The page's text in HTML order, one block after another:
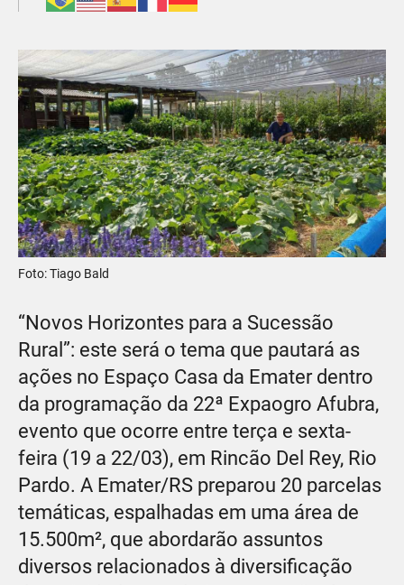
Foto: Tiago Bald
“Novos Horizontes para a Sucessão
Rural”: este será o tema que pautará as
ações no Espaço Casa da Emater dentro
da programação da 22ª Expaogro Afubra,
evento que ocorre entre terça e sexta-
feira (19 a 22/03), em Rincão Del Rey, Rio
Pardo. A Emater/RS preparou 20 parcelas
temáticas, espalhadas em uma área de
15.500m², que abordarão assuntos
diversos relacionados à diversificação